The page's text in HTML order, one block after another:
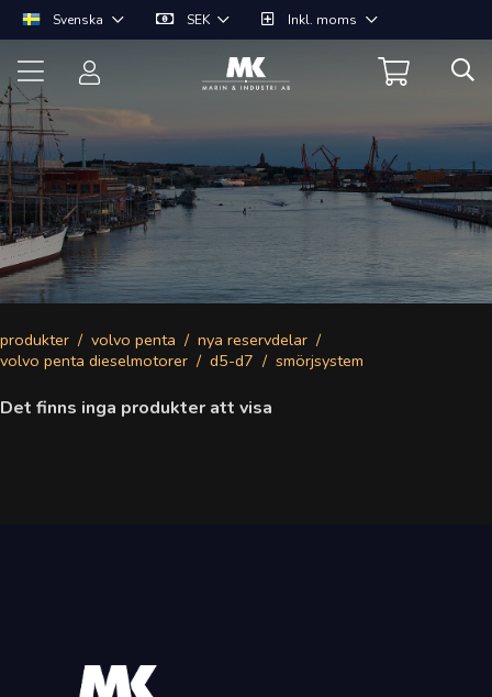
Svenska SEK Inkl. moms
produkter volvo penta
nya reservdelar
volvo penta dieselmotorer
d5-d7 smörjsystem
Det finns inga produkter att visa